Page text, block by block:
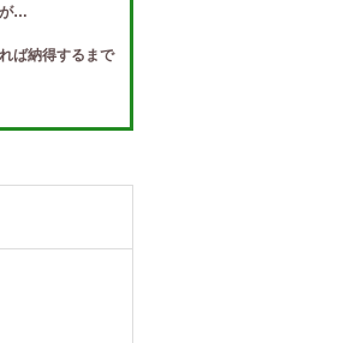
が…
ば納得するまで